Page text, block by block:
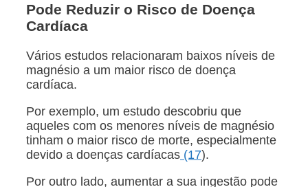
Pode Reduzir o Risco de Doença
Cardíaca
Vários estudos relacionaram baixos níveis de
magnésio a um maior risco de doença
cardíaca.
Por exemplo, um estudo descobriu que
aqueles com os menores níveis de magnésio
tinham o maior risco de morte, especialmente
devido a doenças cardíacas (17).
Por outro lado, aumentar a sua ingestão pode